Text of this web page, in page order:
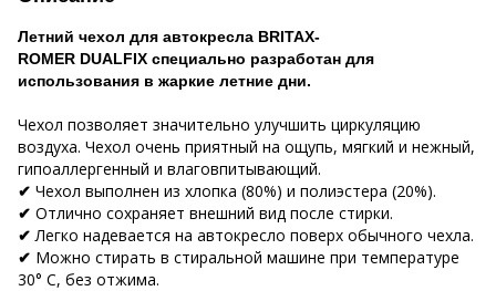
Летний чехол для автокресла BRITAX-
ROMER DUALFIX специально разработан для
использования в жаркие летние дни.
Чехол позволяет значительно улучшить циркуляцию
воздуха. Чехол очень приятный на ощупь, мягкий и нежный,
гипоаллергенный и влаговпитывающий.
✔ Чехол выполнен из хлопка (80%) и полиэстера (20%).
✔ Отлично сохраняет внешний вид после стирки.
✔ Легко надевается на автокресло поверх обычного чехла.
✔ Можно стирать в стиральной машине при температуре
30° C, без отжима.